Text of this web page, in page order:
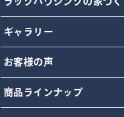
ギャラリー
お客様の声
商品ラインナップ